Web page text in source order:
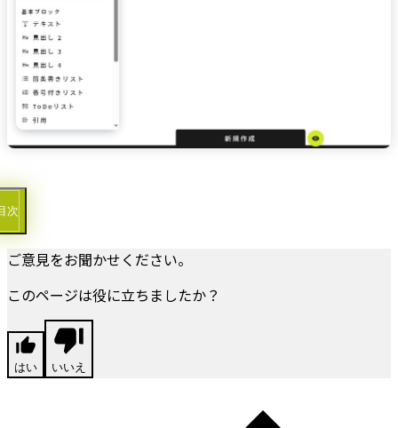
次
ご意見をお聞かせください。
このページは役に立ちましたか？
はい いいえ